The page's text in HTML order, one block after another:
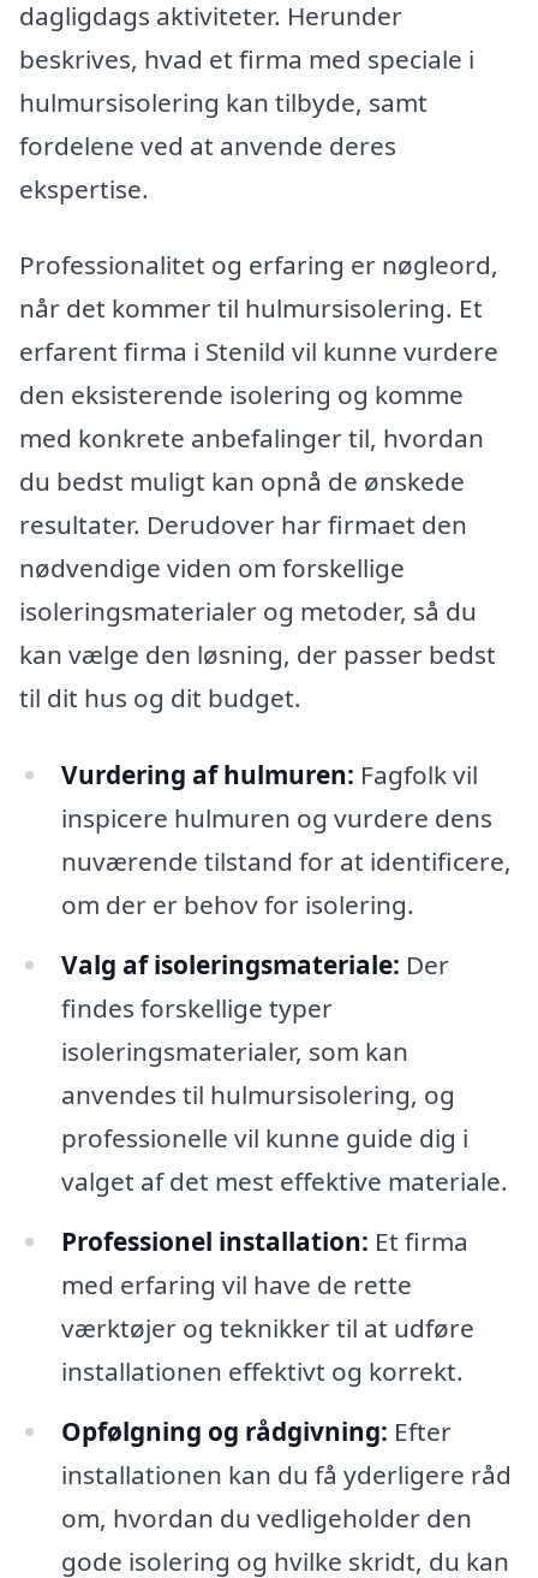
dagligdags aktiviteter. Herunder
beskrives, hvad et firma med speciale i
hulmursisolering kan tilbyde, samt
fordelene ved at anvende deres
ekspertise.
Professionalitet og erfaring er nøgleord,
når det kommer til hulmursisolering. Et
erfarent firma i Stenild vil kunne vurdere
den eksisterende isolering og komme
med konkrete anbefalinger til, hvordan
du bedst muligt kan opnå de ønskede
resultater. Derudover har firmaet den
nødvendige viden om forskellige
isoleringsmaterialer og metoder, så du
kan vælge den løsning, der passer bedst
til dit hus og dit budget.
Vurdering af hulmuren: Fagfolk vil
inspicere hulmuren og vurdere dens
nuværende tilstand for at identificere,
om der er behov for isolering.
Valg af isoleringsmateriale: Der
findes forskellige typer
isoleringsmaterialer, som kan
anvendes til hulmursisolering, og
professionelle vil kunne guide dig i
valget af det mest effektive materiale.
Professionel installation: Et firma
med erfaring vil have de rette
værktøjer og teknikker til at udføre
installationen effektivt og korrekt.
Opfølgning og rådgivning: Efter
installationen kan du få yderligere råd
om, hvordan du vedligeholder den
gode isolering og hvilke skridt, du kan